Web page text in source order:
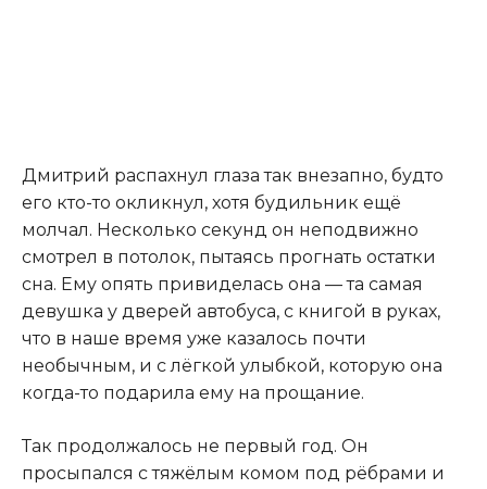
Дмитрий распахнул глаза так внезапно, будто
его кто-то окликнул, хотя будильник ещё
молчал. Несколько секунд он неподвижно
смотрел в потолок, пытаясь прогнать остатки
сна. Ему опять привиделась она — та самая
девушка у дверей автобуса, с книгой в руках,
что в наше время уже казалось почти
необычным, и с лёгкой улыбкой, которую она
когда-то подарила ему на прощание.
Так продолжалось не первый год. Он
просыпался с тяжёлым комом под рёбрами и